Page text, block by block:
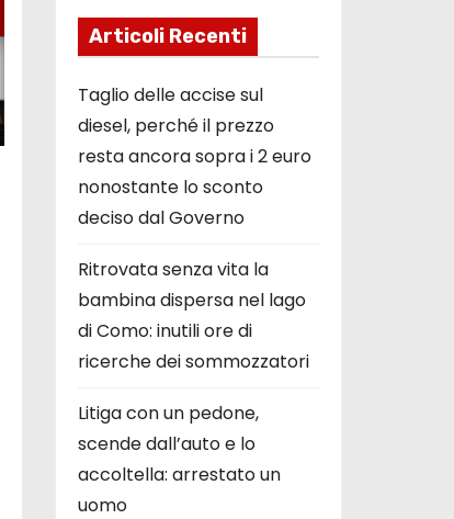
Articoli Recenti
Taglio delle accise sul
diesel, perché il prezzo
resta ancora sopra i 2 euro
nonostante lo sconto
deciso dal Governo
Ritrovata senza vita la
bambina dispersa nel lago
di Como: inutili ore di
ricerche dei sommozzatori
Litiga con un pedone,
scende dall’auto e lo
accoltella: arrestato un
uomo